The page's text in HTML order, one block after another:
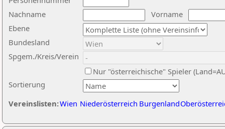
Nachname
Vorname
Ebene
Sortierung
Bundesland
Spgem./Kreis/Verein
Nur "österreichische" Spieler
Vereinslisten:Wien Niederösterreich Burgenland